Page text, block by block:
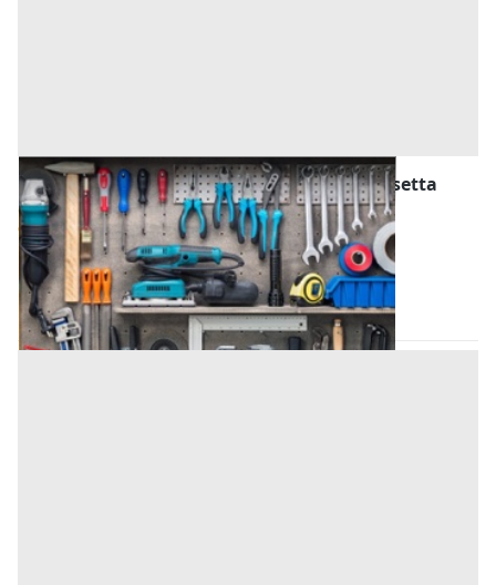
Attrezzature ed Utensili all'asta a Caltanissetta
Gela (Caltanissetta)
Offerta minima
95 €
Codice asta:AN0313567
Asta chiusa